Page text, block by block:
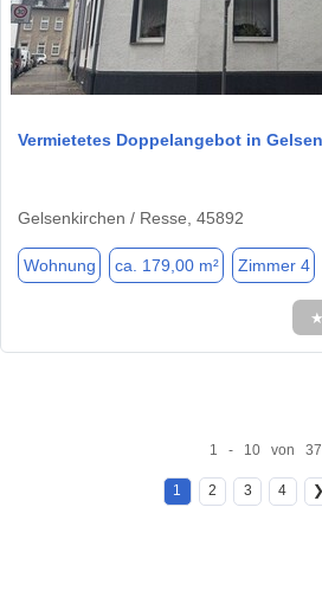
Vermietetes Doppelangebot in
Gelsenkirchen / Resse, 45892
Wohnung ca. 179,00 m² Zimmer 4
★
1 - 10 von 37
1 2 3 4 ❯